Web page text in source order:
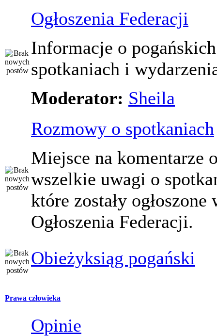
Ogłoszenia Federacji
Informacje o pogańskich
spotkaniach i
Moderator: Sheila
Rozmowy o spotkaniach
Miejsce na komentarze
wszelkie uwagi o
które zostały ogłoszone
Ogłoszenia Federacji.
Obieżyksiąg pogański
Prawa człowieka
Opinie